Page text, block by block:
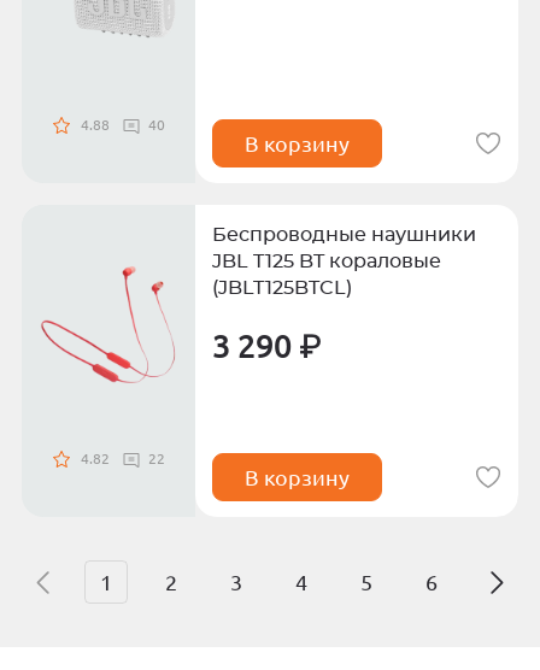
4.88 40
В корзину
4.82 22
Беспроводные наушники
JBL T125 BT кораловые
(JBLT125BTCL)
3 290 ₽
В корзину
1 2 3 4 5 6